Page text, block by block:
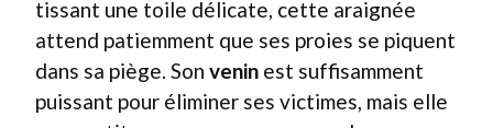
tissant une toile délicate, cette araignée
attend patiemment que ses proies se piquent
dans sa piège. Son venin est suffisamment
puissant pour éliminer ses victimes, mais elle